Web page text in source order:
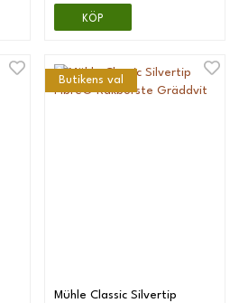
KÖP
Butikens val
Mühle Classic Silvertip